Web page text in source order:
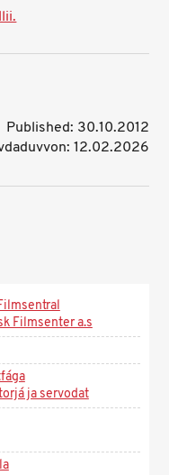
Published: 30.10.2012
12.02.2026
Filmsenter a.s
ja servodat